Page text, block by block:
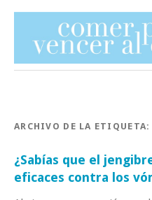
ARCHIVO DE LA ETIQUETA:
¿Sabías que el
eficaces contra los